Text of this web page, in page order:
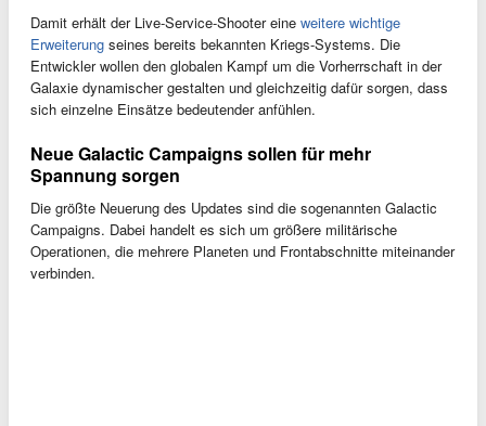
Damit erhält der Live-Service-Shooter eine weitere wichtige
Erweiterung seines bereits bekannten Kriegs-Systems. Die
Entwickler wollen den globalen Kampf um die Vorherrschaft in der
Galaxie dynamischer gestalten und gleichzeitig dafür sorgen, dass
sich einzelne Einsätze bedeutender anfühlen.
Neue Galactic Campaigns sollen für mehr
Spannung sorgen
Die größte Neuerung des Updates sind die sogenannten Galactic
Campaigns. Dabei handelt es sich um größere militärische
Operationen, die mehrere Planeten und Frontabschnitte miteinander
verbinden.